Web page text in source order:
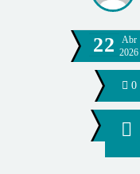
22
Abr
2026
0